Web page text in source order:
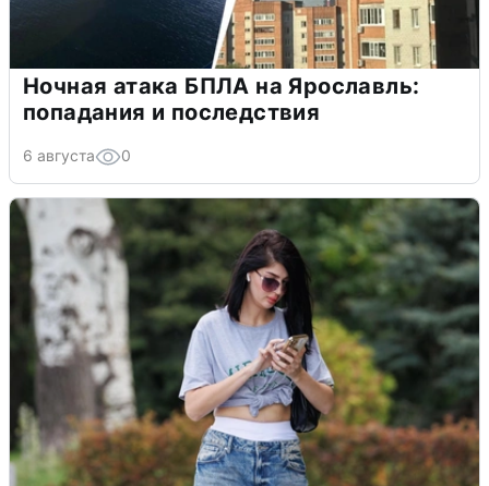
Ночная атака БПЛА на Ярославль:
попадания и последствия
6 августа 0